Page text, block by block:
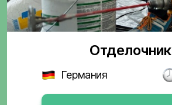
Отделочник
Германия